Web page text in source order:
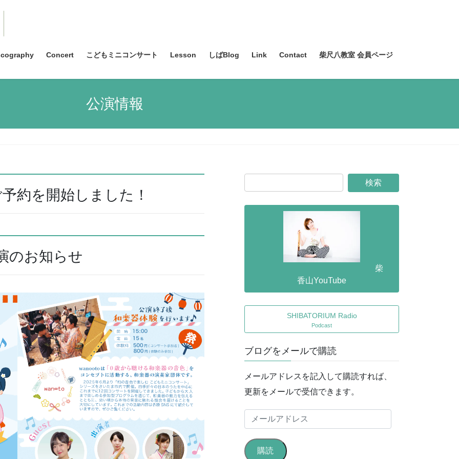
Concert こどもミニコンサート Lesson しばBlog Link Contact 柴尺八教室 会員ページ
公演情報
約を開始しました！
のお知らせ
柴
香山YouTube
SHIBATORIUM Radio
Podcast
ブログをメールで購読
メールアドレスを記入して購読すれば、
更新をメールで受信できます。
ー
ル
購読